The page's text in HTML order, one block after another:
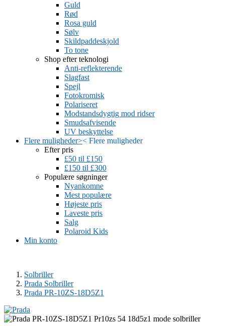
Guld
Rød
Rosa guld
Sølv
Skildpaddeskjold
To tone
Shop efter teknologi
Anti-reflekterende
Slagfast
Spejl
Fotokromisk
Polariseret
Modstandsdygtig mod ridser
Smudsafvisende
UV beskyttelse
Flere muligheder>< Flere muligheder
Efter pris
£50 til £150
£150 til £300
Populære søgninger
Nyankomne
Mest populære
Højeste pris
Laveste pris
Salg
Polaroid Kids
Min konto
Solbriller
Prada Solbriller
Prada PR-10ZS-18D5Z1